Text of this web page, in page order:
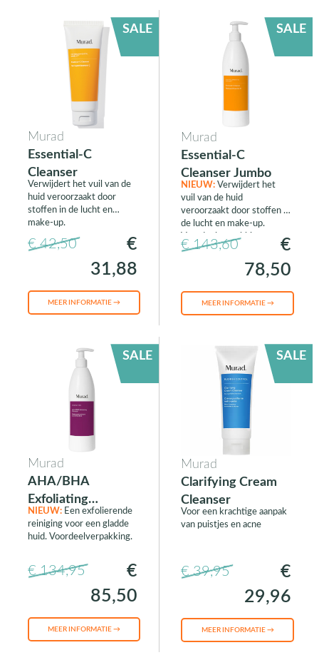
SALE
Murad
Essential-C
Cleanser
Verwijdert het vuil van de
huid veroorzaakt door
stoffen in de lucht en
make-up.
€ 42,50
€
31,88
MEER INFORMATIE →
SALE
Murad
Essential-C
Cleanser Jumbo
NIEUW:Verwijdert het
vuil van de huid
veroorzaakt door stoffen in
de lucht en make-up.
Voordeelverpakking.
€ 143,60
€
78,50
MEER INFORMATIE →
SALE
Murad
AHA/BHA
Exfoliating
Cleanser Jumbo
NIEUW:Een exfolierende
reiniging voor een gladde
huid. Voordeelverpakking.
€ 134,95
€
85,50
MEER INFORMATIE →
SALE
Murad
Clarifying Cream
Cleanser
Voor een krachtige aanpak
van puistjes en acne
€ 39,95
€
29,96
MEER INFORMATIE →